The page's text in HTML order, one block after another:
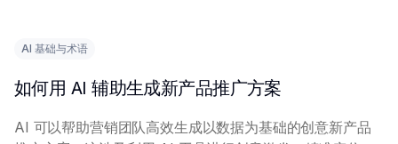
AI 基础与术语
如何用 AI 辅助生成新产品推广方案
AI 可以帮助营销团队高效生成以数据为基础的创意新产品